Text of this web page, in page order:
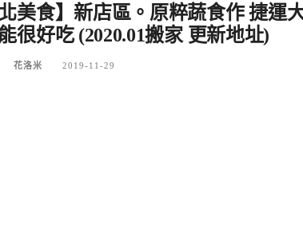
北美食】新店區。原粹蔬食作 捷運
很好吃 (2020.01搬家 更新地址)
花洛米 2019-11-29